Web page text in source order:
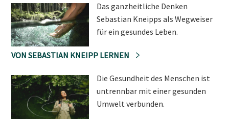
Das ganzheitliche Denken
Sebastian Kneipps als Wegweiser
für ein gesundes Leben.
VON SEBASTIAN KNEIPP LERNEN
Die Gesundheit des Menschen ist
untrennbar mit einer gesunden
Umwelt verbunden.